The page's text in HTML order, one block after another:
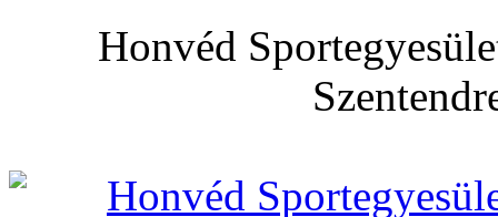
Honvéd